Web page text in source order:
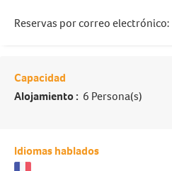
Reservas por correo electrónico:
Capacidad
Alojamiento : 6 Persona(s)
Idiomas hablados